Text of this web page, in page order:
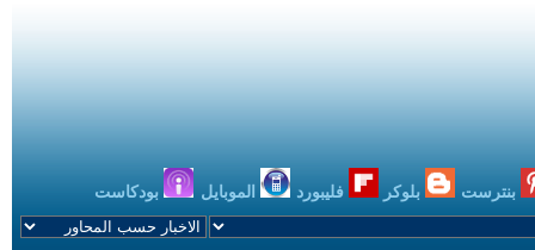
بنترست بلوكر فليبورد الموبايل بودكاست